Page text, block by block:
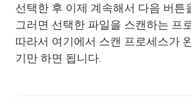
선택한 후 이제 계속해서 다음 버튼
그러면 선택한 파일을 스캔하는 프
따라서 여기에서 스캔 프로세스가
기만 하면 됩니다.